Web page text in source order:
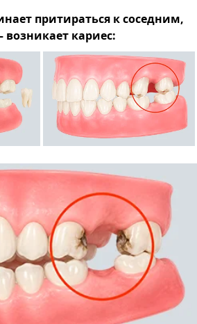
притираться к соседним,
кариес: